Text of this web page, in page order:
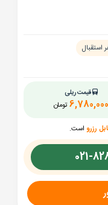
استقبال
قیمت ریلی
تومان 6,780,000
رزرو است.
021-